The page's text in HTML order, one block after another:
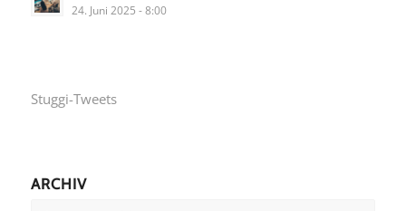
24. Juni 2025 - 8:00
Stuggi-Tweets
ARCHIV